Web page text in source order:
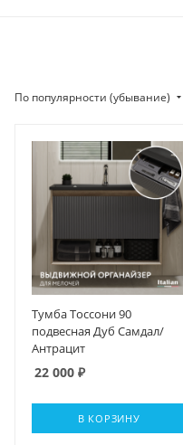
По популярности (убывание)
Тумба Тоссони 90
подвесная Дуб Самдал/
Антрацит
22 000 ₽
В КОРЗИНУ